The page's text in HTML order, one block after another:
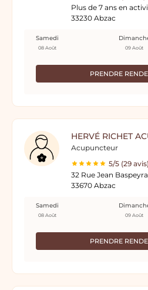
Plus de 7 ans en
33230 Abzac
PRENDRE
Samedi
08 Août 09 Août
HERVÉ RICHET
Acupuncteur
5/5 (29 avis)
32 Rue Jean
33670 Abzac
PRENDRE
Samedi
08 Août 09 Août